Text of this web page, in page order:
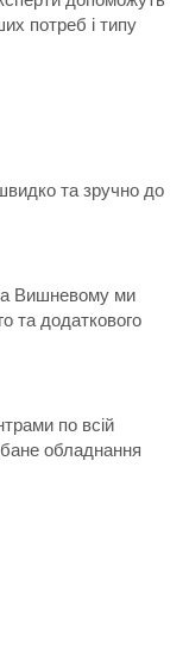
потреб і типу
та зручно до
Вишневому ми
та додаткового
по всій
обладнання